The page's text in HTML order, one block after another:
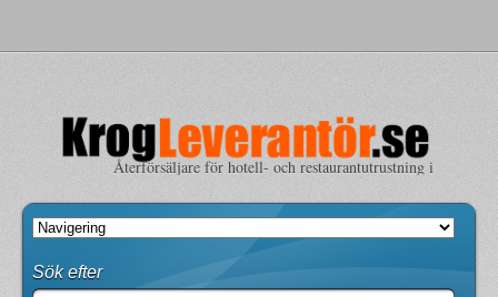
Återförsäljare för hotell- och restaurantutrustning i
Sök efter